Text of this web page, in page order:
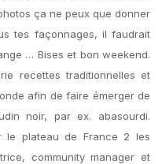
ça ne peux que donner
tes façonnages, il faudrait
… Bises et bon weekend.
recettes traditionnelles et
afin de faire émerger de
noir, par ex. abasourdi.
le plateau de France 2 les
community manager et